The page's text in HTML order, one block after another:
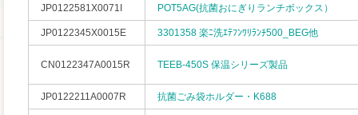
JP0122581X0071I POT5AG(抗菌おにぎりランチボックス）
JP0122345X0015E 3301358 楽ﾆ洗ｴﾃﾌﾝﾜﾘﾗﾝﾁ500_BEG他
CN0122347A0015R TEEB-450S 保温シリーズ製品
JP0122211A0007R 抗菌ごみ袋ホルダー・K688